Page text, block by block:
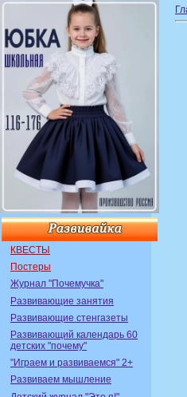
КВЕСТЫ
Постеры
Журнал "Почемучка"
Развивающие занятия
Развивающие стенгазеты
Развивающий календарь 60
детских "почему"
"Играем и развиваемся" 2+
Развиваем мышление